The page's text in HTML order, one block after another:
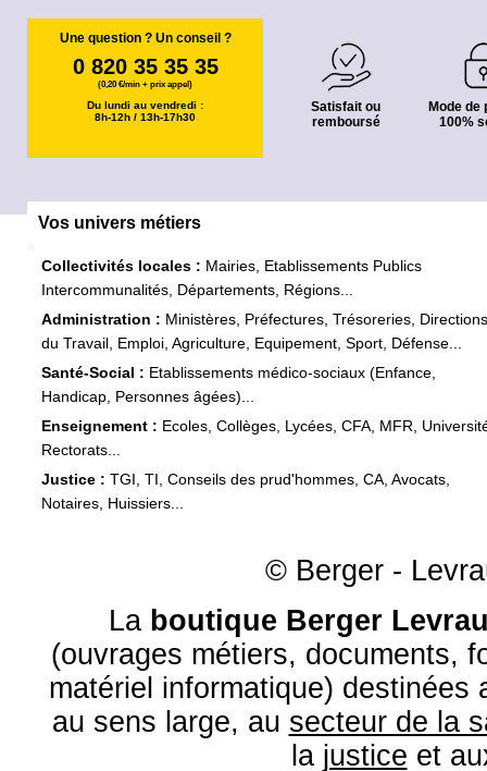
Une question ? Un conseil ?
0 820 35 35 35
(0,20 €/min + prix appel)
Du lundi au vendredi :
8h-12h / 13h-17h30
Satisfait ou
remboursé
Mode de
100%
Vos univers métiers
Collectivités locales : Mairies, Etablissements Publics
Intercommunalités, Départements, Régions...
Administration : Ministères, Préfectures, Trésoreries, Directions
du Travail, Emploi, Agriculture, Equipement, Sport, Défense...
Santé-Social : Etablissements médico-sociaux (Enfance,
Handicap, Personnes âgées)...
Enseignement : Ecoles, Collèges, Lycées, CFA, MFR,
Rectorats...
Justice : TGI, TI, Conseils des prud'hommes, CA, Avocats,
Notaires, Huissiers...
© Berger -
La boutique Berger
(ouvrages métiers, documents,
matériel informatique) destinées
au sens large, au secteur de la
la justice et